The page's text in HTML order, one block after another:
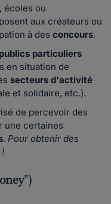
écoles ou
aux créateurs ou
à des concours.
publics particuliers
en situation de
secteurs d'activité
et solidaire, etc.).
de percevoir des
une certaines
. Pour obtenir des